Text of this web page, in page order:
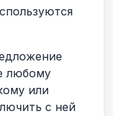
любому
или
с ней